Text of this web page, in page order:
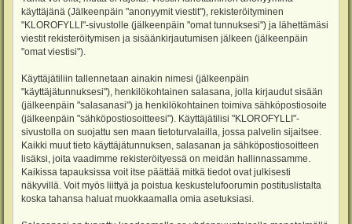
käyttäjänä (Jälkeenpäin "anonyymit viestit"), rekisteröityminen
"KLOROFYLLI"-sivustolle (jälkeenpäin "omat tunnuksesi") ja lähettämäsi
viestit rekisteröitymisen ja sisäänkirjautumisen jälkeen (jälkeenpäin
"omat viestisi").
Käyttäjätiliin tallennetaan ainakin nimesi (jälkeenpäin
"käyttäjätunnuksesi"), henkilökohtainen salasana, jolla kirjaudut sisään
(jälkeenpäin "salasanasi") ja henkilökohtainen toimiva sähköpostiosoite
(jälkeenpäin "sähköpostiosoitteesi"). Käyttäjätilisi "KLOROFYLLI"-
sivustolla on suojattu sen maan tietoturvalailla, jossa palvelin sijaitsee.
Kaikki muut tieto käyttäjätunnuksen, salasanan ja sähköpostiosoitteen
lisäksi, joita vaadimme rekisteröityessä on meidän hallinnassamme.
Kaikissa tapauksissa voit itse päättää mitkä tiedot ovat julkisesti
näkyvillä. Voit myös liittyä ja poistua keskustelufoorumin postituslistalta
koska tahansa haluat muokkaamalla omia asetuksiasi.